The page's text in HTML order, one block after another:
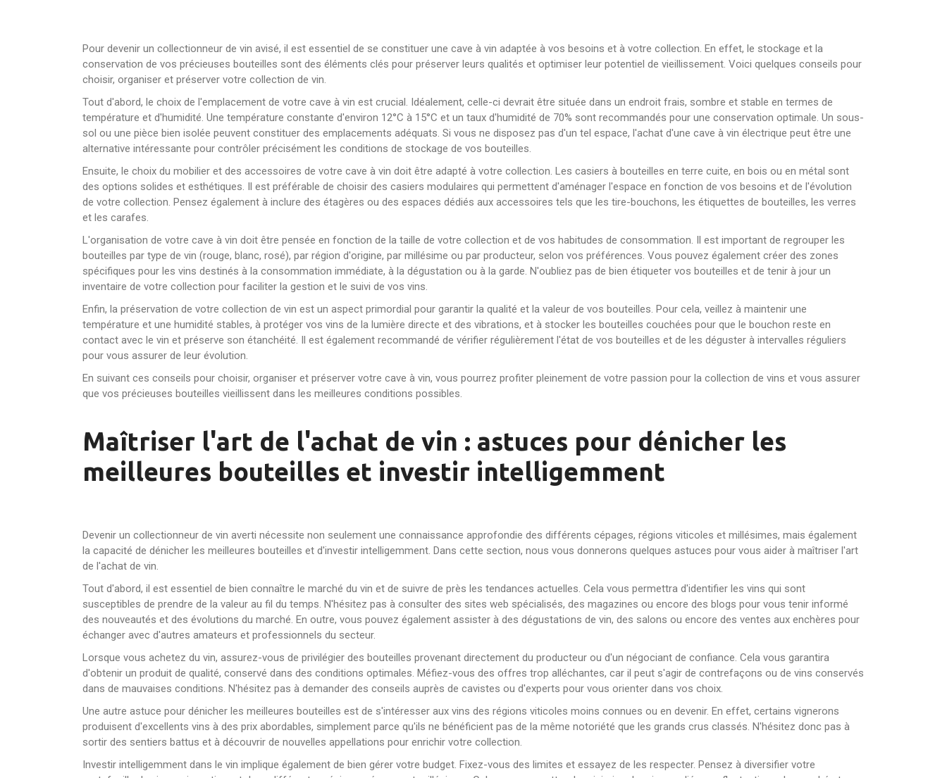
Pour devenir un collectionneur de vin avisé, il est essentiel de se constituer une cave à vin adaptée à vos besoins et à votre collection. En effet, le stockage et la
conservation de vos précieuses bouteilles sont des éléments clés pour préserver leurs qualités et optimiser leur potentiel de vieillissement. Voici quelques conseils pour
choisir, organiser et préserver votre collection de vin.
Tout d'abord, le choix de l'emplacement de votre cave à vin est crucial. Idéalement, celle-ci devrait être située dans un endroit frais, sombre et stable en termes de
température et d'humidité. Une température constante d'environ 12°C à 15°C et un taux d'humidité de 70% sont recommandés pour une conservation optimale. Un sous-
sol ou une pièce bien isolée peuvent constituer des emplacements adéquats. Si vous ne disposez pas d'un tel espace, l'achat d'une cave à vin électrique peut être une
alternative intéressante pour contrôler précisément les conditions de stockage de vos bouteilles.
Ensuite, le choix du mobilier et des accessoires de votre cave à vin doit être adapté à votre collection. Les casiers à bouteilles en terre cuite, en bois ou en métal sont
des options solides et esthétiques. Il est préférable de choisir des casiers modulaires qui permettent d'aménager l'espace en fonction de vos besoins et de l'évolution
de votre collection. Pensez également à inclure des étagères ou des espaces dédiés aux accessoires tels que les tire-bouchons, les étiquettes de bouteilles, les verres
et les carafes.
L'organisation de votre cave à vin doit être pensée en fonction de la taille de votre collection et de vos habitudes de consommation. Il est important de regrouper les
bouteilles par type de vin (rouge, blanc, rosé), par région d'origine, par millésime ou par producteur, selon vos préférences. Vous pouvez également créer des zones
spécifiques pour les vins destinés à la consommation immédiate, à la dégustation ou à la garde. N'oubliez pas de bien étiqueter vos bouteilles et de tenir à jour un
inventaire de votre collection pour faciliter la gestion et le suivi de vos vins.
Enfin, la préservation de votre collection de vin est un aspect primordial pour garantir la qualité et la valeur de vos bouteilles. Pour cela, veillez à maintenir une
température et une humidité stables, à protéger vos vins de la lumière directe et des vibrations, et à stocker les bouteilles couchées pour que le bouchon reste en
contact avec le vin et préserve son étanchéité. Il est également recommandé de vérifier régulièrement l'état de vos bouteilles et de les déguster à intervalles réguliers
pour vous assurer de leur évolution.
En suivant ces conseils pour choisir, organiser et préserver votre cave à vin, vous pourrez profiter pleinement de votre passion pour la collection de vins et vous assurer
que vos précieuses bouteilles vieillissent dans les meilleures conditions possibles.
Maîtriser l'art de l'achat de vin : astuces pour dénicher les
meilleures bouteilles et investir intelligemment
Devenir un collectionneur de vin averti nécessite non seulement une connaissance approfondie des différents cépages, régions viticoles et millésimes, mais également
la capacité de dénicher les meilleures bouteilles et d'investir intelligemment. Dans cette section, nous vous donnerons quelques astuces pour vous aider à maîtriser l'art
de l'achat de vin.
Tout d'abord, il est essentiel de bien connaître le marché du vin et de suivre de près les tendances actuelles. Cela vous permettra d'identifier les vins qui sont
susceptibles de prendre de la valeur au fil du temps. N'hésitez pas à consulter des sites web spécialisés, des magazines ou encore des blogs pour vous tenir informé
des nouveautés et des évolutions du marché. En outre, vous pouvez également assister à des dégustations de vin, des salons ou encore des ventes aux enchères pour
échanger avec d'autres amateurs et professionnels du secteur.
Lorsque vous achetez du vin, assurez-vous de privilégier des bouteilles provenant directement du producteur ou d'un négociant de confiance. Cela vous garantira
d'obtenir un produit de qualité, conservé dans des conditions optimales. Méfiez-vous des offres trop alléchantes, car il peut s'agir de contrefaçons ou de vins conservés
dans de mauvaises conditions. N'hésitez pas à demander des conseils auprès de cavistes ou d'experts pour vous orienter dans vos choix.
Une autre astuce pour dénicher les meilleures bouteilles est de s'intéresser aux vins des régions viticoles moins connues ou en devenir. En effet, certains vignerons
produisent d'excellents vins à des prix abordables, simplement parce qu'ils ne bénéficient pas de la même notoriété que les grands crus classés. N'hésitez donc pas à
sortir des sentiers battus et à découvrir de nouvelles appellations pour enrichir votre collection.
Investir intelligemment dans le vin implique également de bien gérer votre budget. Fixez-vous des limites et essayez de les respecter. Pensez à diversifier votre